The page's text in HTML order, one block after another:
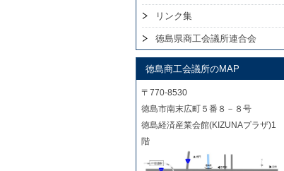
リンク集
徳島県商工会議所連合会
徳島商工会議所のMAP
〒770-8530
徳島市南末広町５番８－８号
徳島経済産業会館(KIZUNAプラザ)1
階